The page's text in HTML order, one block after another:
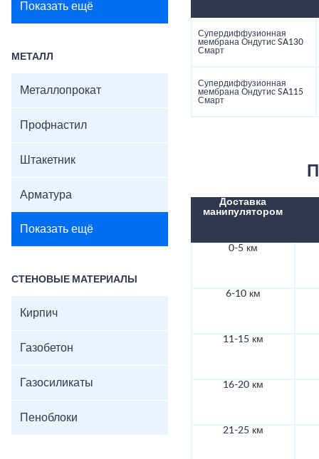
Показать ещё
МЕТАЛЛ
Металлопрокат
Профнастил
Штакетник
Арматура
Показать ещё
СТЕНОВЫЕ МАТЕРИАЛЫ
Кирпич
Газобетон
Газосиликаты
Пеноблоки
Супердиффузионная
мембрана Ондутис SA130
Смарт
Супердиффузионная
мембрана Ондутис SA115
Смарт
Доставка
манипулятором
0-5 км
6-10 км
11-15 км
16-20 км
21-25 км